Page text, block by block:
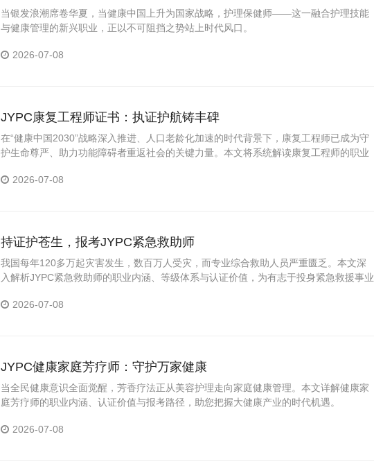
当银发浪潮席卷华夏，当健康中国上升为国家战略，护理保健师——这一融合护理技能
与健康管理的新兴职业，正以不可阻挡之势站上时代风口。
2026-07-08
JYPC康复工程师证书：执证护航铸丰碑
在“健康中国2030”战略深入推进、人口老龄化加速的时代背景下，康复工程师已成为守
护生命尊严、助力功能障碍者重返社会的关键力量。本文将系统解读康复工程师的职业
2026-07-08
持证护苍生，报考JYPC紧急救助师
我国每年120多万起灾害发生，数百万人受灾，而专业综合救助人员严重匮乏。本文深
入解析JYPC紧急救助师的职业内涵、等级体系与认证价值，为有志于投身紧急救援事业
2026-07-08
JYPC健康家庭芳疗师：守护万家健康
当全民健康意识全面觉醒，芳香疗法正从美容护理走向家庭健康管理。本文详解健康家
庭芳疗师的职业内涵、认证价值与报考路径，助您把握大健康产业的时代机遇。
2026-07-08